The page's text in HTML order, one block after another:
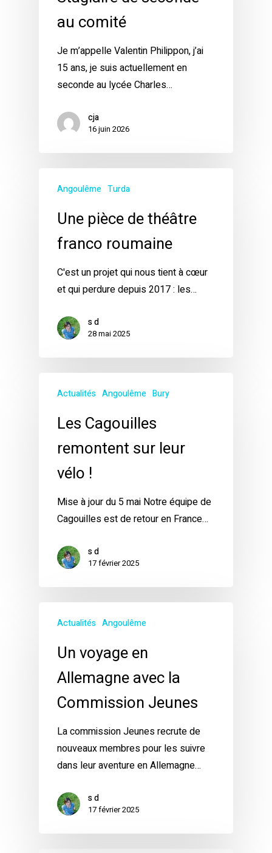
au comité
Je m’appelle Valentin Philippon, j’ai
15 ans, je suis actuellement en
seconde au lycée Charles…
cja
16 juin 2026
Angoulême Turda
Une pièce de théâtre
franco roumaine
C'est un projet qui nous tient à cœur
et qui perdure depuis 2017 : les…
s d
28 mai 2025
Actualités Angoulême Bury
Les Cagouilles
remontent sur leur
vélo !
Mise à jour du 5 mai Notre équipe de
Cagouilles est de retour en France…
s d
17 février 2025
Actualités Angoulême
Un voyage en
Allemagne avec la
Commission Jeunes
La commission Jeunes recrute de
nouveaux membres pour les suivre
dans leur aventure en Allemagne…
s d
17 février 2025